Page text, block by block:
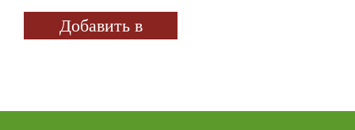
Добавить в